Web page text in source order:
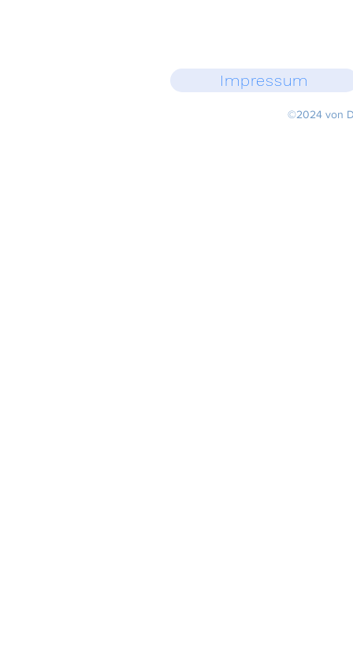
Impressum
©2024 von